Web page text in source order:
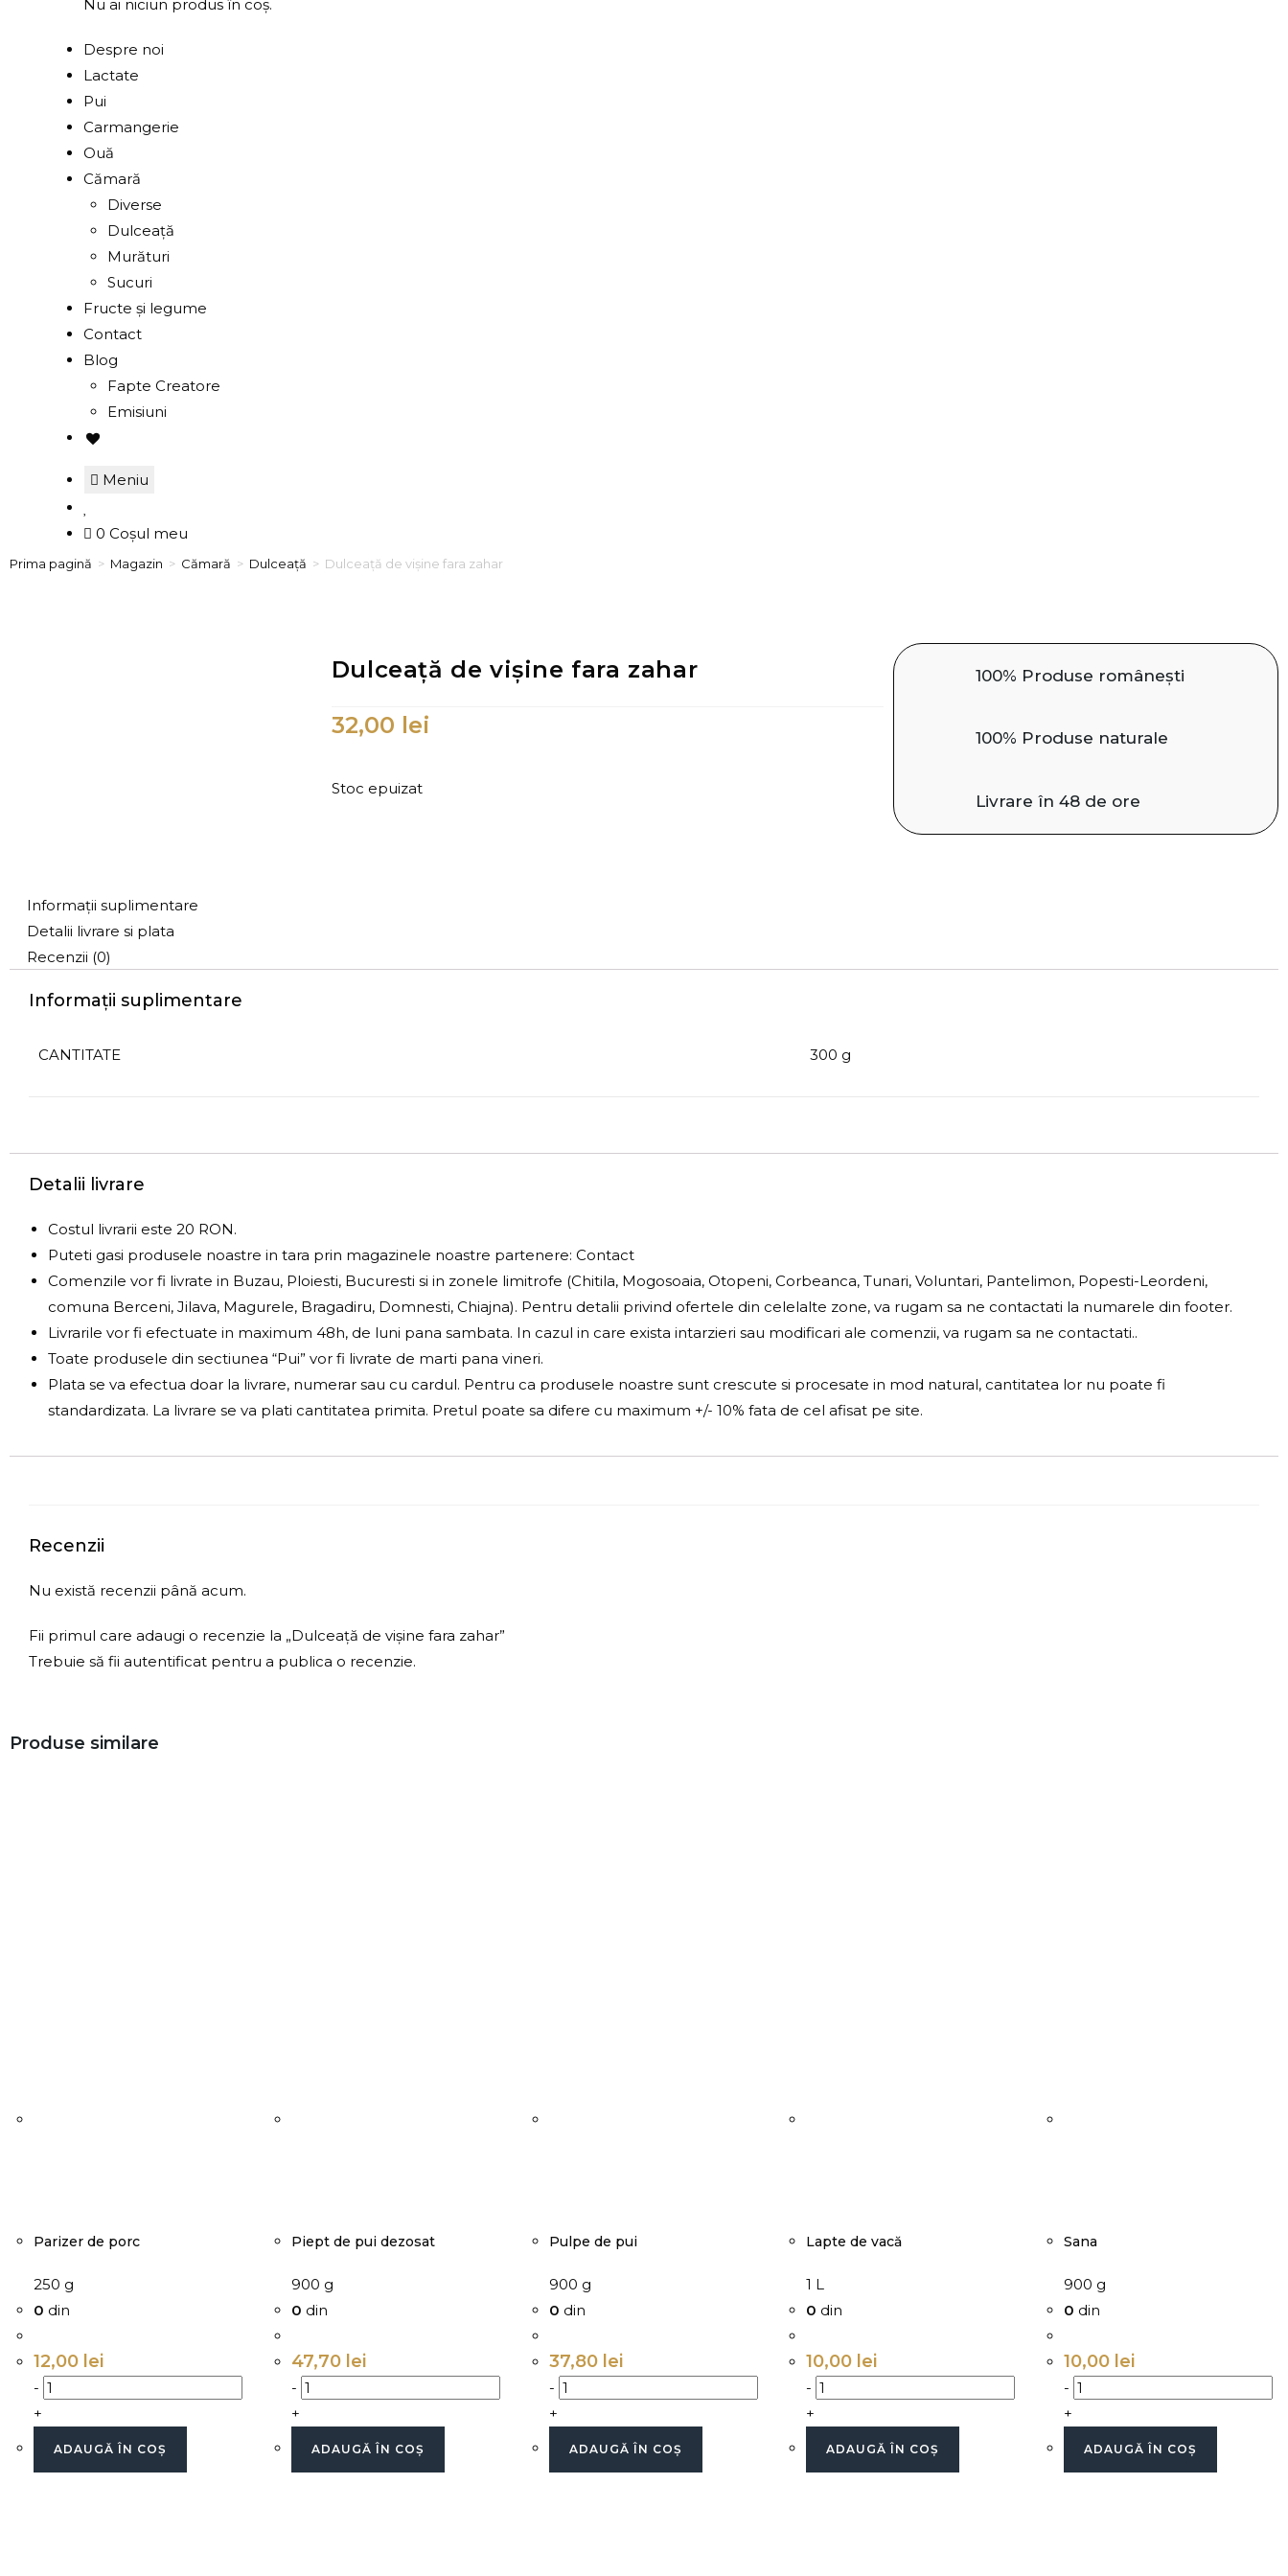
Nu ai niciun produs în coș.
Despre noi
Lactate
Pui
Carmangerie
Ouă
Cămară
Diverse
Dulceață
Murături
Sucuri
Fructe și legume
Contact
Blog
Fapte Creatore
Emisiuni
Meniu
0 Coșul meu
Prima pagină > Magazin > Cămară > Dulceață > Dulceață de vișine fara zahar
Dulceață de vișine fara zahar
32,00 lei
Stoc epuizat
100% Produse românești
100% Produse naturale
Livrare în 48 de ore
Informații suplimentare
Detalii livrare si plata
Recenzii (0)
Informații suplimentare
CANTITATE 300 g
Detalii livrare
Costul livrarii este 20 RON.
Puteti gasi produsele noastre in tara prin magazinele noastre partenere: Contact
Comenzile vor fi livrate in Buzau, Ploiesti, Bucuresti si in zonele limitrofe (Chitila, Mogosoaia, Otopeni, Corbeanca, Tunari, Voluntari, Pantelimon, Popesti-Leordeni,
comuna Berceni, Jilava, Magurele, Bragadiru, Domnesti, Chiajna). Pentru detalii privind ofertele din celelalte zone, va rugam sa ne contactati la numarele din footer.
Livrarile vor fi efectuate in maximum 48h, de luni pana sambata. In cazul in care exista intarzieri sau modificari ale comenzii, va rugam sa ne contactati..
Toate produsele din sectiunea “Pui” vor fi livrate de marti pana vineri.
Plata se va efectua doar la livrare, numerar sau cu cardul. Pentru ca produsele noastre sunt crescute si procesate in mod natural, cantitatea lor nu poate fi
standardizata. La livrare se va plati cantitatea primita. Pretul poate sa difere cu maximum +/- 10% fata de cel afisat pe site.
Recenzii
Nu există recenzii până acum.
Fii primul care adaugi o recenzie la „Dulceață de vișine fara zahar”
Trebuie să fii autentificat pentru a publica o recenzie.
Produse similare
Parizer de porc
250 g
0 din
12,00 lei
-
+
ADAUGĂ ÎN COȘ
Piept de pui dezosat
900 g
0 din
47,70 lei
-
+
ADAUGĂ ÎN COȘ
Pulpe de pui
900 g
0 din
37,80 lei
-
+
ADAUGĂ ÎN COȘ
Lapte de vacă
1 L
0 din
10,00 lei
-
+
ADAUGĂ ÎN COȘ
Sana
900 g
0 din
10,00 lei
-
+
ADAUGĂ ÎN COȘ